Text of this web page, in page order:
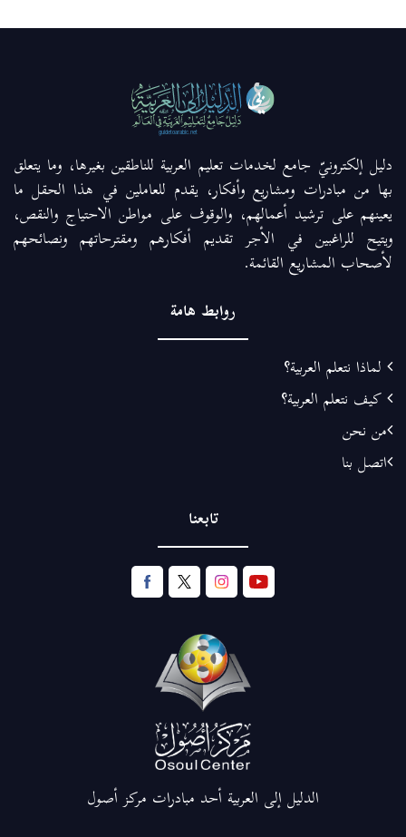
دليل إلكترونيّ جامع لخدمات تعليم العربية للناطقين بغيرها، وما يتعلق
بها من مبادرات ومشاريع وأفكار، يقدم للعاملين في هذا الحقل ما
يعينهم على ترشيد أعمالهم، والوقوف على مواطن الاحتياج والنقص،
ويتيح للراغبين في الأجر تقديم أفكارهم ومقترحاتهم ونصائحهم
لأصحاب المشاريع القائمة.
روابط هامة
لماذا نتعلم العربية؟
كيف نتعلم العربية؟
من نحن
اتصل بنا
تابعنا
الدليل إلى العربية أحد مبادرات مركز أصول